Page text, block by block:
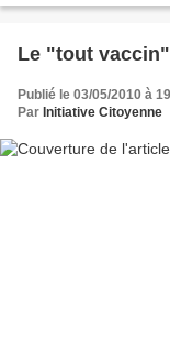
Le "tout
Publié le 03/05/2010 à
Par Initiative Citoyenne